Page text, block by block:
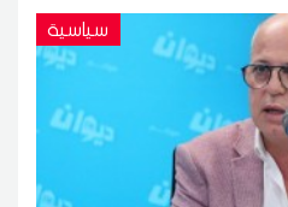
سياسية